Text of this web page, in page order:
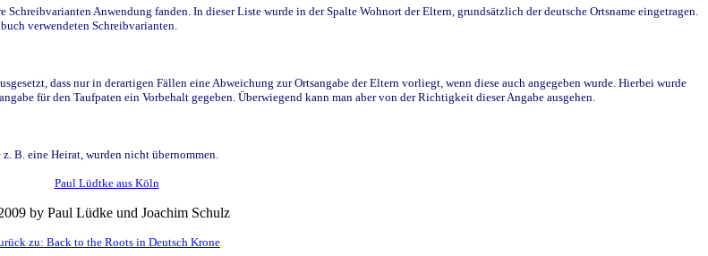
Anwendung fanden. In dieser Liste wurde in der Spalte Wohnort der Eltern, grundsätzlich der deutsche Ortsname eingetragen.
verwendeten Schreibvarianten.
dass nur in derartigen Fällen eine Abweichung zur Ortsangabe der Eltern vorliegt, wenn diese auch angegeben wurde. Hierbei wurde
für den Taufpaten ein Vorbehalt gegeben. Überwiegend kann man aber von der Richtigkeit dieser Angabe ausgehen.
B. eine Heirat, wurden nicht übernommen.
Paul Lüdtke aus Köln
by Paul Lüdke und Joachim Schulz
zu: Back to the Roots in Deutsch Krone